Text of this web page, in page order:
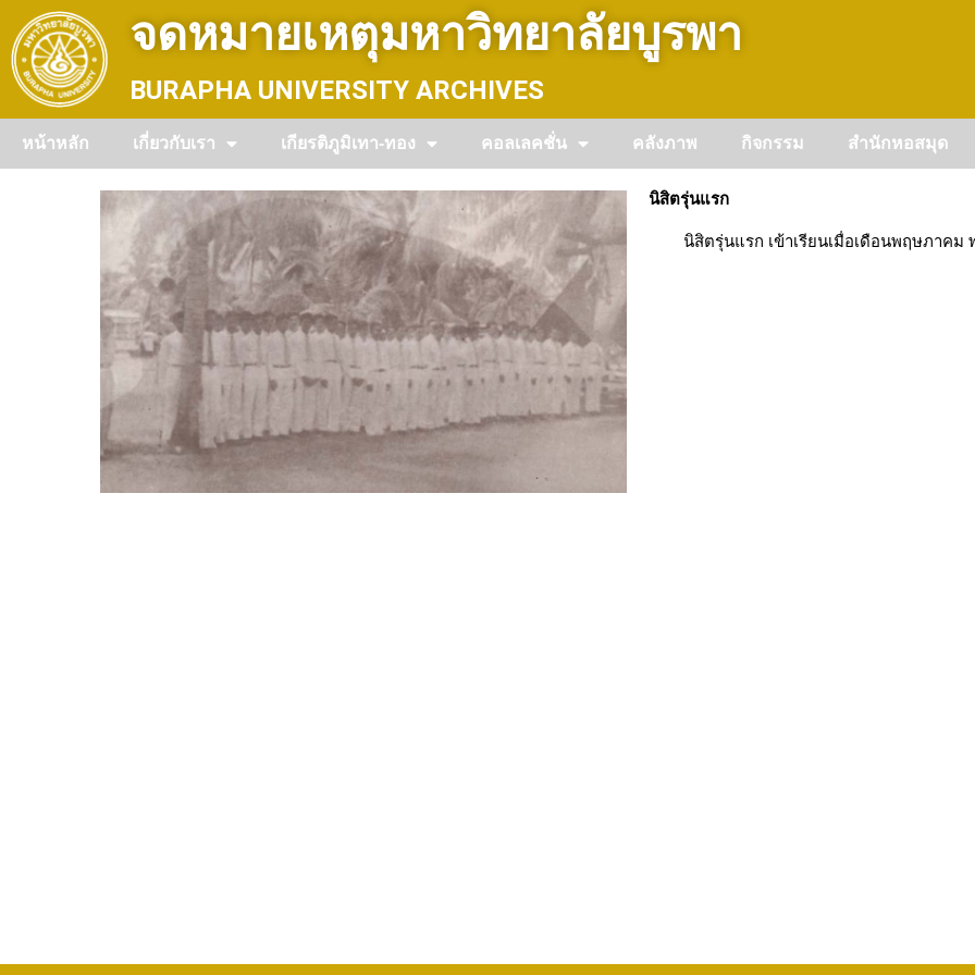
content
จดหมายเหตุมหาวิทยาลัยบูรพา
BURAPHA UNIVERSITY ARCHIVES
หน้าหลัก เกี่ยวกับเรา เกียรติภูมิเทา-ทอง คอลเลคชั่น คลังภาพ กิจกรรม สำนักหอสมุด
นิสิตรุ่นแรก
นิสิตรุ่นแรก เข้าเรียนเมื่อเดือนพฤษภาคม